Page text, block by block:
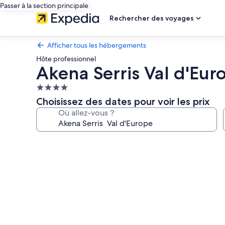
Passer à la section principale
Rechercher des voyages
Afficher tous les hébergements
Hôte professionnel
Akena Serris Val
Hébergement
4.0 étoiles
Choisissez des dates pour voir les prix
Où allez-vous ?